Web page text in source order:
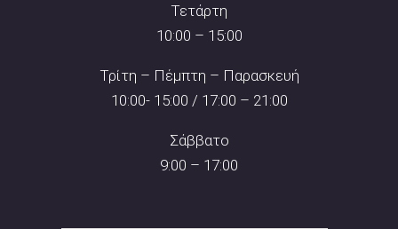
Τετάρτη
10:00 – 15:00
Τρίτη – Πέμπτη – Παρασκευή
10:00- 15:00 / 17:00 – 21:00
Σάββατο
9:00 – 17:00